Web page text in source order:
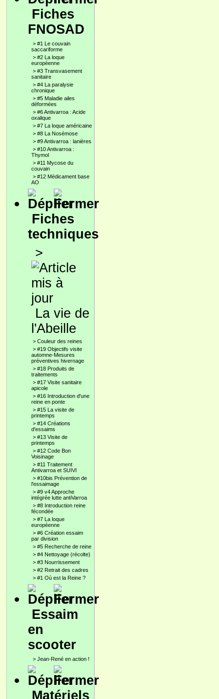
Fiches
FNOSAD
> #1 Le couvain
saccariforme
> #2 La loque
européenne
> #3 Transvasement
sanitaire
> #4 La paralysie
chronique
> #5 Maladie ailes
déformées
> #6 Antivarroa : Acide
oxalique
> #7 La loque américaine
> #8 La Nosémose
> #9 Antivarroa : lanières
> #10 Antivarroa :
Thymol
> #11 Mycose du
couvain
> #12 Médicament base
AO
Fiches
techniques
>
La vie de
l'Abeille
> Couleur des reines
> #19 Objectifs visite
automne-Mesures
préventives hivernage
> #18 Produits de
traitements
> #17 Visite sanitaire
apicole
> #16 Introduction d'une
reine en ponte
> #15 La visite de
printemps
> #14 Créations
d'essaims
> #13 Visite de
printemps
> #12 Code Bon
Voisinage
> #11 Traitement
Antivarroa et SUIVI
> #10bis Prévention de
l'essaimage
> #9 v4 Approche
intégrée lutte antiVarroa
> #8 Introduction reine
fécondée
> #7 La loque
européenne
> #6 Création essaim
par division
> #5 Recherche de reine
> #4 Nettoyage (récolte)
> #3 Nourrissement
> #2 Retrait des cadres
> #1 Où est la Reine ?
Essaim
en
scooter
> Jean-René en action !
Matériels